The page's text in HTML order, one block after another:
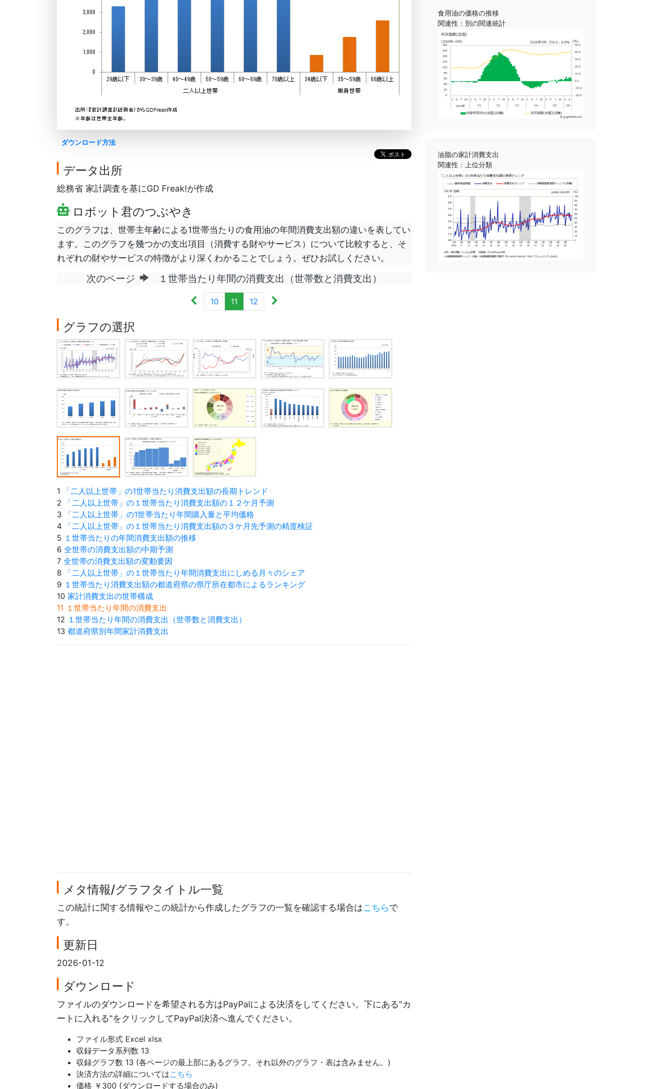
ダウンロード方法
データ出所
総務省 家計調査を基にGD Freak!が作成
ロボット君のつぶやき
このグラフは、世帯主年齢による1世帯当たりの食用油の年間消費支出額の違いを表してい
ます。このグラフを幾つかの支出項目（消費する財やサービス）について比較すると、そ
れぞれの財やサービスの特徴がより深くわかることでしょう。ぜひお試しください。
次のページ １世帯当たり年間の消費支出（世帯数と消費支出）
10 11 12
グラフの選択
1
「二人以上世帯」の1世帯当たり消費支出額の長期トレンド
2
「二人以上世帯」の１世帯当たり消費支出額の１２ケ月予測
3
「二人以上世帯」の1世帯当たり年間購入量と平均価格
4
「二人以上世帯」の１世帯当たり消費支出額の３ケ月先予測の精度検証
5 １世帯当たりの年間消費支出額の推移
6 全世帯の消費支出額の中期予測
7 全世帯の消費支出額の変動要因
8
「二人以上世帯」の１世帯当たり年間消費支出にしめる月々のシェア
9 １世帯当たり消費支出額の都道府県の県庁所在都市によるランキング
10 家計消費支出の世帯構成
11 １世帯当たり年間の消費支出
12 １世帯当たり年間の消費支出（世帯数と消費支出）
13 都道府県別年間家計消費支出
メタ情報/グラフタイトル一覧
この統計に関する情報やこの統計から作成したグラフの一覧を確認する場合はこちらで
す。
更新日
2026-01-12
ダウンロード
ファイルのダウンロードを希望される方はPayPalによる決済をしてください。下にある"カ
ートに入れる"をクリックしてPayPal決済へ進んでください。
ファイル形式 Excel xlsx
収録データ系列数 13
収録グラフ数 13 (各ページの最上部にあるグラフ。それ以外のグラフ・表は含みません。)
決済方法の詳細についてはこちら
価格 ￥300 (ダウンロードする場合のみ)
食用油の価格の推移
関連性：別の関連統計
油脂の家計消費支出
関連性：上位分類